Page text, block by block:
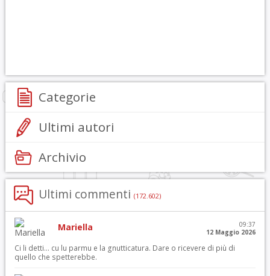
Categorie
Ultimi autori
Archivio
Ultimi commenti (172.602)
Mariella
09:37
12 Maggio 2026
Ci li detti… cu lu parmu e la gnutticatura. Dare o ricevere di più di
quello che spetterebbe.